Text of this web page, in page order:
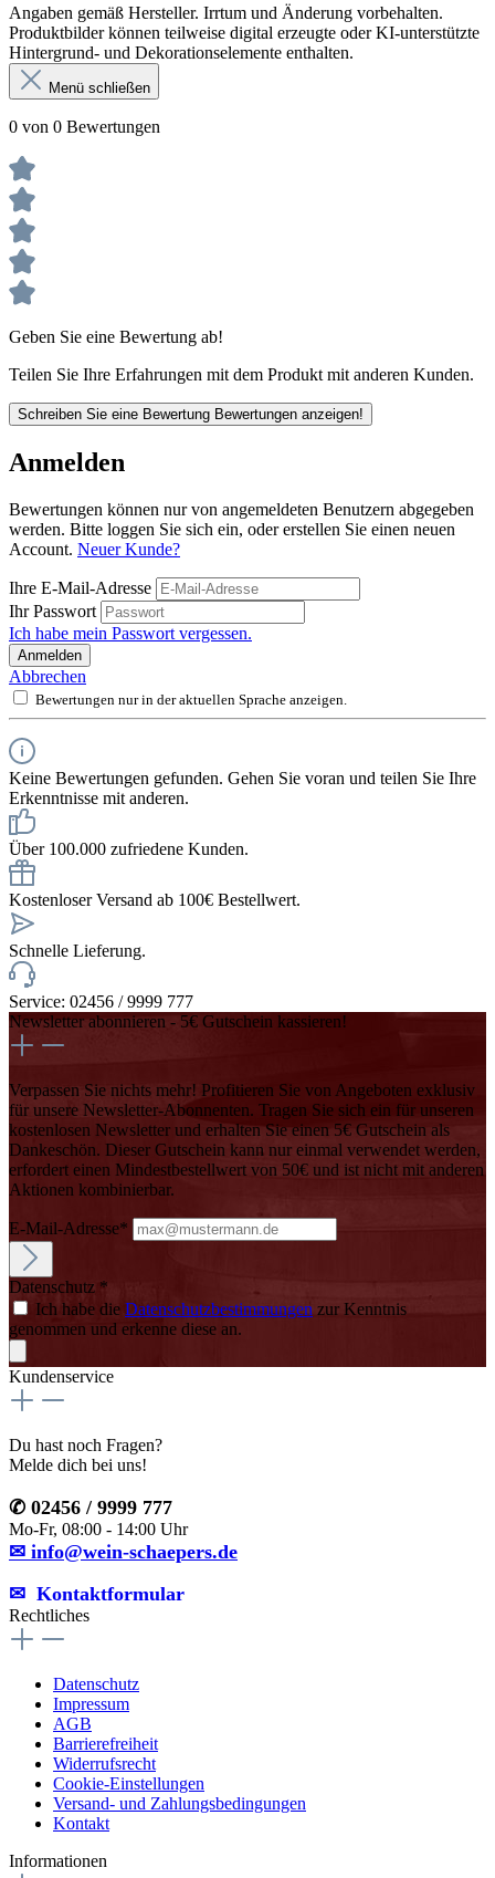
Angaben gemäß Hersteller. Irrtum und Änderung vorbehalten.
Produktbilder können teilweise digital erzeugte oder KI-unterstützte
Hintergrund- und Dekorationselemente enthalten.
Menü schließen
0 von 0 Bewertungen
Geben Sie eine Bewertung ab!
Teilen Sie Ihre Erfahrungen mit dem Produkt mit anderen Kunden.
Schreiben Sie eine Bewertung Bewertungen anzeigen!
Anmelden
Bewertungen können nur von angemeldeten Benutzern abgegeben
werden. Bitte loggen Sie sich ein, oder erstellen Sie einen neuen
Account. Neuer Kunde?
Ihre E-Mail-Adresse
Ihr Passwort
Ich habe mein Passwort vergessen.
Anmelden
Abbrechen
Bewertungen nur in der aktuellen Sprache anzeigen.
Keine Bewertungen gefunden. Gehen Sie voran und teilen Sie Ihre
Erkenntnisse mit anderen.
Über 100.000 zufriedene Kunden.
Kostenloser Versand ab 100€ Bestellwert.
Schnelle Lieferung.
Service: 02456 / 9999 777
Newsletter abonnieren - 5€ Gutschein kassieren!
Verpassen Sie nichts mehr! Profitieren Sie von Angeboten exklusiv
für unsere Newsletter-Abonnenten. Tragen Sie sich ein für unseren
kostenlosen Newsletter und erhalten Sie einen 5€ Gutschein als
Dankeschön. Dieser Gutschein kann nur einmal verwendet werden,
erfordert einen Mindestbestellwert von 50€ und ist nicht mit anderen
Aktionen kombinierbar.
E-Mail-Adresse*
Datenschutz *
Ich habe die Datenschutzbestimmungen zur Kenntnis
genommen und erkenne diese an.
Kundenservice
Du hast noch Fragen?
Melde dich bei uns!
✆ 02456 / 9999 777
Mo-Fr, 08:00 - 14:00 Uhr
✉ info@wein-schaepers.de
✉︎ Kontaktformular
Rechtliches
Datenschutz
Impressum
AGB
Barrierefreiheit
Widerrufsrecht
Cookie-Einstellungen
Versand- und Zahlungsbedingungen
Kontakt
Informationen